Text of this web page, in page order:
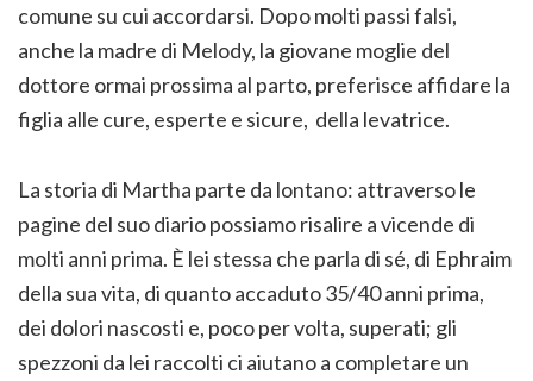
comune su cui accordarsi. Dopo molti passi falsi,
anche la madre di Melody, la giovane moglie del
dottore ormai prossima al parto, preferisce affidare la
figlia alle cure, esperte e sicure, della levatrice.
La storia di Martha parte da lontano: attraverso le
pagine del suo diario possiamo risalire a vicende di
molti anni prima. È lei stessa che parla di sé, di Ephraim
della sua vita, di quanto accaduto 35/40 anni prima,
dei dolori nascosti e, poco per volta, superati; gli
spezzoni da lei raccolti ci aiutano a completare un